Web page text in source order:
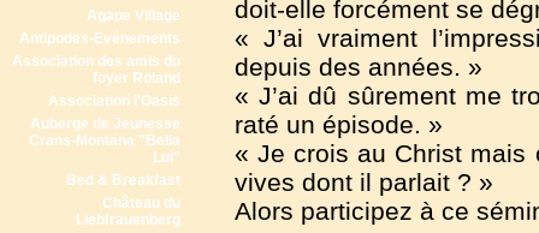
Agape Village
Antipodes-Evénements
Association des amis du
foyer Roland
Association l'Oasis
Auberge de Jeunesse
Crans-Montana "Bella
Lui"
Bed & Breakfast
Château du
Liebfrauenberg
doit-elle forcément se
« J’ai vraiment
depuis des années. »
« J’ai dû sûrement me
raté un épisode. »
« Je crois au Christ mais
vives dont il parlait ? »
Alors participez à ce